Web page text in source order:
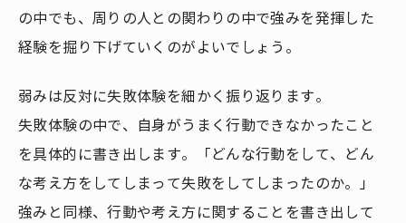
の中でも、周りの人との関わりの中で強みを発揮した
経験を掘り下げていくのがよいでしょう。
弱みは反対に失敗体験を細かく振り返ります。
失敗体験の中で、自身がうまく行動できなかったこと
を具体的に書き出します。「どんな行動をして、どん
な考え方をしてしまって失敗をしてしまったのか。」
強みと同様、行動や考え方に関することを書き出して